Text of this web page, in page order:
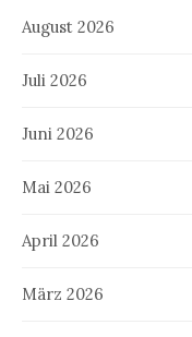
August 2026
Juli 2026
Juni 2026
Mai 2026
April 2026
März 2026